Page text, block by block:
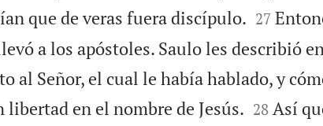
que de veras fuera discípulo.
27
a los apóstoles. Saulo les describió
al Señor, el cual le había hablado, y
libertad en el nombre de Jesús.
28 Así